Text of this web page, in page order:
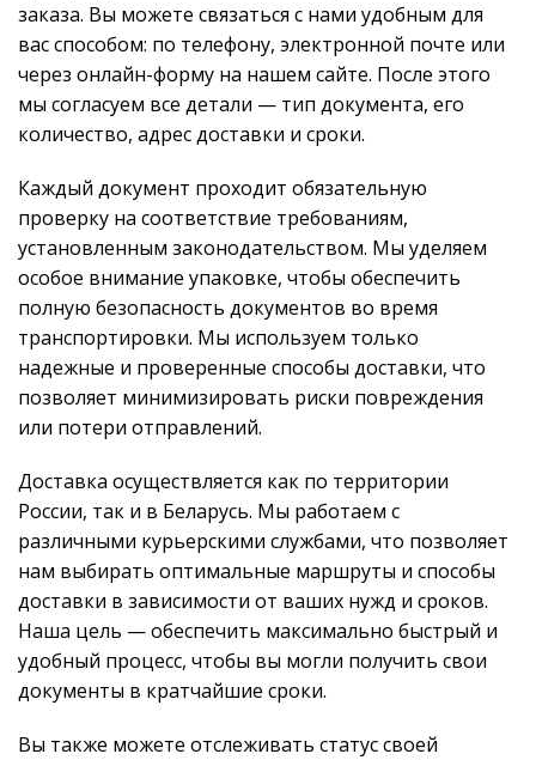
заказа. Вы можете связаться с нами удобным для
вас способом: по телефону, электронной почте или
через онлайн-форму на нашем сайте. После этого
мы согласуем все детали — тип документа, его
количество, адрес доставки и сроки.
Каждый документ проходит обязательную
проверку на соответствие требованиям,
установленным законодательством. Мы уделяем
особое внимание упаковке, чтобы обеспечить
полную безопасность документов во время
транспортировки. Мы используем только
надежные и проверенные способы доставки, что
позволяет минимизировать риски повреждения
или потери отправлений.
Доставка осуществляется как по территории
России, так и в Беларусь. Мы работаем с
различными курьерскими службами, что позволяет
нам выбирать оптимальные маршруты и способы
доставки в зависимости от ваших нужд и сроков.
Наша цель — обеспечить максимально быстрый и
удобный процесс, чтобы вы могли получить свои
документы в кратчайшие сроки.
Вы также можете отслеживать статус своей